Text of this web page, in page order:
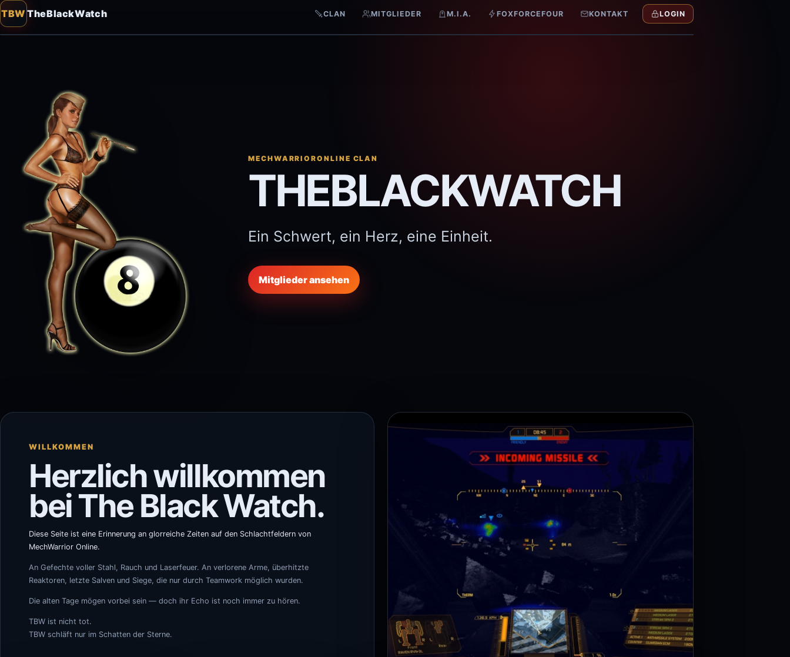
TBW TheBlackWatch CLAN MITGLIEDER M.I.A. FOXFORCEFOUR KONTAKT LOGIN
MECHWARRIORONLINE CLAN
THEBLACKWATCH
Ein Schwert, ein Herz, eine Einheit.
Mitglieder ansehen
WILLKOMMEN
Herzlich willkommen
bei The Black Watch.
Diese Seite ist eine Erinnerung an glorreiche Zeiten auf den Schlachtfeldern von
MechWarrior Online.
An Gefechte voller Stahl, Rauch und Laserfeuer. An verlorene Arme, überhitzte
Reaktoren, letzte Salven und Siege, die nur durch Teamwork möglich wurden.
Die alten Tage mögen vorbei sein — doch ihr Echo ist noch immer zu hören.
TBW ist nicht tot.
TBW schläft nur im Schatten der Sterne.